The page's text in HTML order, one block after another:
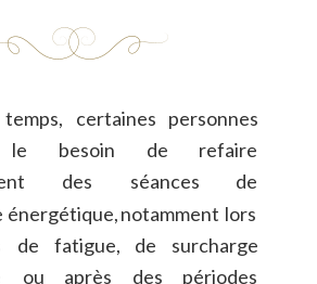
temps, certaines personnes
le besoin de
refaire
des séances
de
énergétique,notamment lors
de fatigue, de
surcharge
ou après des périodes